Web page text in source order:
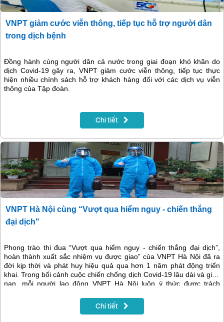
VNPT giảm cước viễn thông, tiếp tục hỗ trợ người dân
trong dịch bệnh
Đồng hành cùng người dân cả nước trong giai đoạn khó khăn do
dịch Covid-19 gây ra, VNPT giảm cước viễn thông, tiếp tục thực
hiện nhiều chính sách hỗ trợ khách hàng đối với các dịch vụ viễn
thông của Tập đoàn.
Chi tiết
VNPT Hà Nội cùng “Vượt qua hiểm nguy - chiến thắng
đại dịch"
Phong trào thi đua “Vượt qua hiểm nguy - chiến thắng đại dịch”,
hoàn thành xuất sắc nhiệm vụ được giao” của VNPT Hà Nội đã ra
đời kịp thời và phát huy hiệu quả qua hơn 1 năm phát động triển
khai. Trong bối cảnh cuộc chiến chống dịch Covid-19 lâu dài và gian
nan, mỗi người lao động VNPT Hà Nội luôn ý thức được trách
giữ vững an toàn thông tin, an toàn mạng lưới viễn thông - CNTT
phục vụ người dân trong mọi tình huống.
Chi tiết